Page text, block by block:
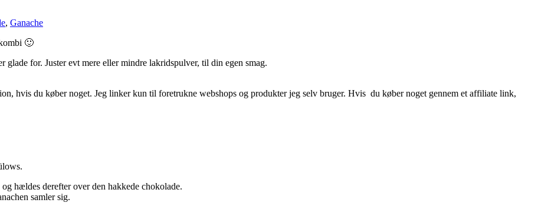
, Ganache
🙂
for. Juster evt mere eller mindre lakridspulver, til din egen smag.
hvis du køber noget. Jeg linker kun til foretrukne webshops og produkter jeg selv bruger. Hvis du køber noget gennem et affiliate link,
hældes derefter over den hakkede chokolade.
samler sig.